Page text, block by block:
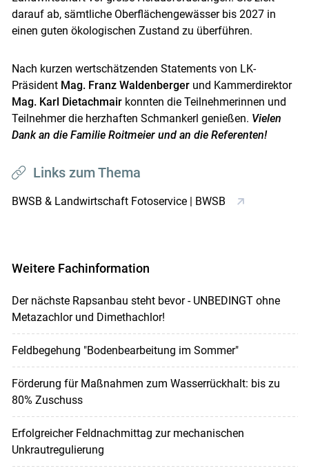
darauf ab, sämtliche Oberflächengewässer bis 2027 in
einen guten ökologischen Zustand zu überführen.
Nach kurzen wertschätzenden Statements von LK-
PräsidentMag. Franz Waldenberger und Kammerdirektor
Mag. Karl Dietachmairkonnten die Teilnehmerinnen und
Teilnehmer die herzhaften Schmankerl genießen. Vielen
Dank an die Familie Roitmeier und an die Referenten!
Links zum Thema
BWSB & Landwirtschaft Fotoservice | BWSB
Weitere Fachinformation
Der nächste Rapsanbau steht bevor - UNBEDINGT ohne
Metazachlor und Dimethachlor!
Feldbegehung "Bodenbearbeitung im Sommer"
Förderung für Maßnahmen zum Wasserrückhalt: bis zu
80% Zuschuss
Erfolgreicher Feldnachmittag zur mechanischen
Unkrautregulierung